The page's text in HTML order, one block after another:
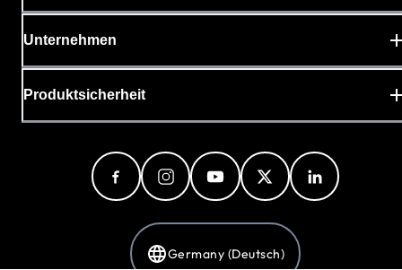
Unternehmen
Produktsicherheit
Germany (Deutsch)